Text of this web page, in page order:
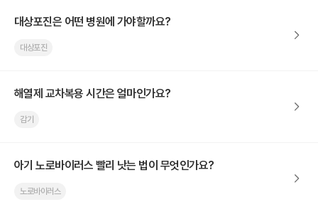
대상포진은 어떤 병원에 가야할까요?
대상포진
해열제 교차복용 시간은 얼마인가요?
감기
아기 노로바이러스 빨리 낫는 법이 무엇인가요?
노로바이러스